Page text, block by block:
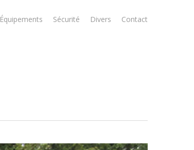
Équipements Sécurité Divers Contact